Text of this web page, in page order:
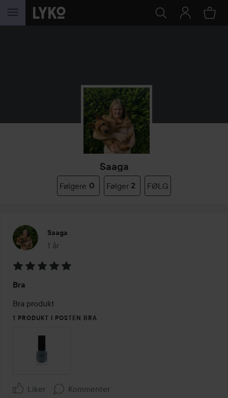
GÅ TIL INNHOLD
Saaga
Følgere 0 Følger 2 FØLG
Saaga
1 år
Innlegget ble opprettet 1 år
5
av
5
Bra
Bra produkt
1 PRODUKT I POSTEN BRA
Liker Kommenter